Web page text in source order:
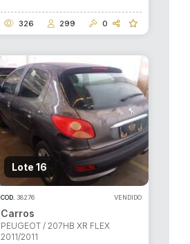
326 299 0
Lote 16
COD. 38276 VENDIDO
Carros
PEUGEOT / 207HB XR FLEX
2011/2011